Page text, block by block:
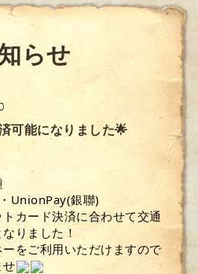
らせ
可能になりました🌟
UnionPay(銀聯)
カード決済に合わせて交通
りました！
をご利用いただけますので
せ